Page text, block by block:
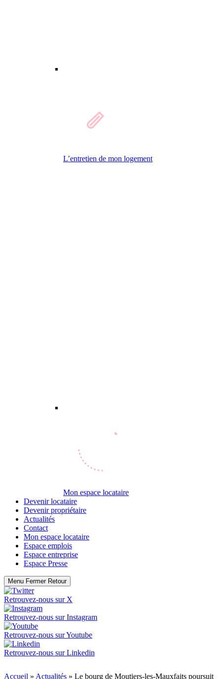
L’entretien de mon logement
Mon espace locataire
Devenir locataire
Devenir propriétaire
Actualités
Contact
Mon espace locataire
Espace emplois
Espace entreprise
Espace Presse
Menu Fermer Retour
Retrouvez-nous sur X
Retrouvez-nous surInstagram
Retrouvez-nous surYoutube
Retrouvez-nous surLinkedin
Accueil » Actualités » Le bourg de Moutiers-les-Mauxfaits poursuit